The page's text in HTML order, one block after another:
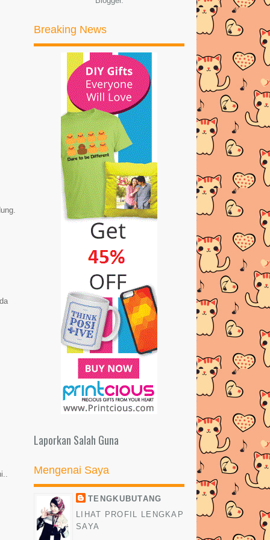
BIARLAH AKU MATI DULU..
Awesomee Giveaway by
thedreamgoddess
Saya Nak Masuk Dalam Bloglist
Fuh.My
Segmen Topup 24 Jam by Emas
Putih Part #2
GWIYOMI COMEL VERSI
ISLAMIK!! MESTI TENGOK!
Nora Danish Gwiyomi as requested!
Super Cute!
April-May Giveaway By Nabila
UPDATE!!! APRIL YANG VERY D
PANASSS! ISU BERPUKUNG
MINI GA 2 BY SYIELA
SEGMEN: Saya Nak Free Gift by
Miratul Reyyah
Gwiyomi / Kiyomi Songs
PUSAT TAHFIZ PERGUNAKAN
BUDAK UNTUK MINTA DERMA??
(WORDLESS WEDNESDAY)
Giveaway by DI #2
MEGA TOPUP GIVEAWAY BY
INCIK B & SS
Breaking News
Laporkan Salah Guna
Mengenai Saya
TENGKUBUTANG
LIHAT PROFIL LENGKAP
SAYA